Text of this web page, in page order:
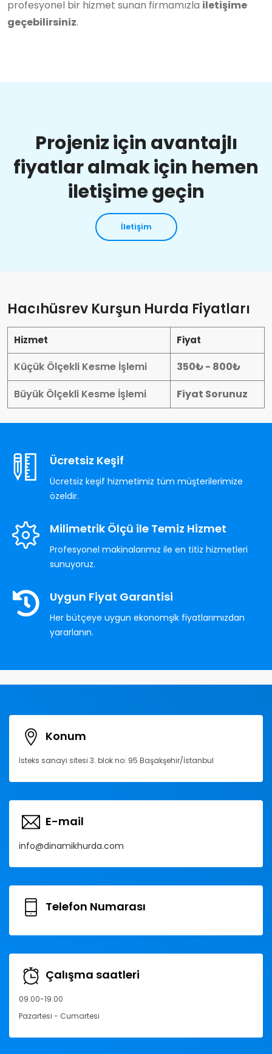
profesyonel bir hizmet sunan firmamızla iletişime
geçebilirsiniz.
Projeniz için avantajlı
fiyatlar almak için hemen
iletişime geçin
İletişim
Hacıhüsrev Kurşun Hurda Fiyatları
Hizmet Fiyat
Küçük Ölçekli Kesme İşlemi
350₺ - 800₺
Büyük Ölçekli Kesme İşlemi
Fiyat Sorunuz
Ücretsiz Keşif
Ücretsiz keşif hizmetimiz tüm müşterilerimize
özeldir.
Milimetrik Ölçü ile Temiz Hizmet
Profesyonel makinalarımız ile en titiz hizmetleri
sunuyoruz.
Uygun Fiyat Garantisi
Her bütçeye uygun ekonomşik fiyatlarımızdan
yararlanın.
Konum
İsteks sanayi sitesi 3. blok no: 95 Başakşehir/İstanbul
E-mail
info@dinamikhurda.com
Telefon Numarası
Çalışma saatleri
09.00-19.00
Pazartesi - Cumartesi